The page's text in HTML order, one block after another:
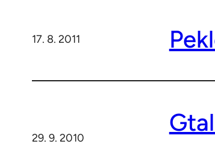
17. 8. 2011
29. 9. 2010